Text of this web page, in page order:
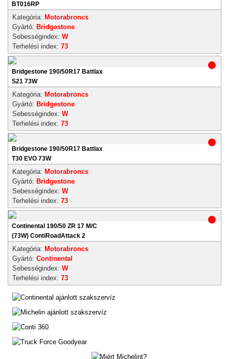
BT016RP
Kategória: Motorabroncs
Gyártó: Bridgestone
Sebességindex: W
Terhelési index: 73
Bridgestone 190/50R17 Battlax
S21 73W
Kategória: Motorabroncs
Gyártó: Bridgestone
Sebességindex: W
Terhelési index: 73
Bridgestone 190/50R17 Battlax
T30 EVO 73W
Kategória: Motorabroncs
Gyártó: Bridgestone
Sebességindex: W
Terhelési index: 73
Continental 190/50 ZR 17 M/C
(73W) ContiRoadAttack 2
Kategória: Motorabroncs
Gyártó: Continental
Sebességindex: W
Terhelési index: 73